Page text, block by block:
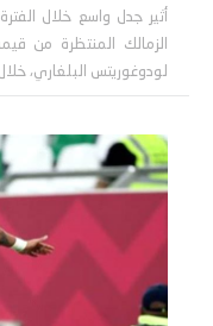
أثير جدل واسع خلال
الزمالك المنتظرة من
لودوغوريتس البلغاري،